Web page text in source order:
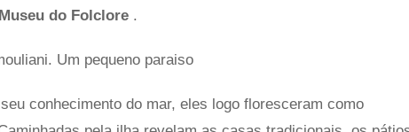
Museu do Folclore .
conhecimento do mar, eles logo floresceram como